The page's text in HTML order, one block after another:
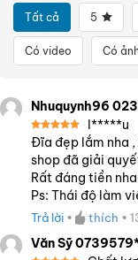
Tất cả 5
Có video Có
Nhuquynh96
Được xếp
hạng55
sao
l*****u
Đĩa đẹp lắm nha
shop đã giải
Rất đáng tiền
Ps: Thái độ làm
Trả lời • thích •
Văn Sỹ